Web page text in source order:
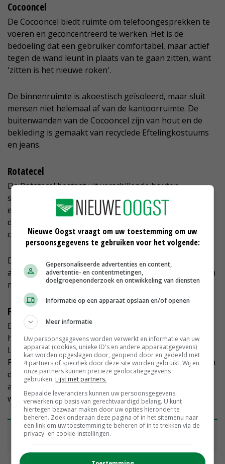
Cocooncel
De Cocooncel biedt ruimte om telefoongesprekken te
voeren en geconcentreerd te werken. Het is de
bedoeling dat een gebruiker comfortabel, maar actief
tegen de wand leunt in plaats van te gaan zitten, want
'zitten is het nieuwe roken'.
De binnenruimte is akoestisch geïsoleerd, maar sluit
mensen niet helemaal af van de kantoorruimte. De
buitenwanden van de Cocooncel zijn van hout en de
bekleding is gemaakt van recyclede Eftelingkostuums
en jeans.
Rotatecel
De Rotatecel bestaat uit verschillende houten
segmenten die een persoon snel in elkaar kan zetten
en uit elkaar kan halen, wat het gemakkelijk maakt om
de cel te verplaatsen. Toch biedt ook deze cel ruimte
om op je gemak in te bellen.
De Shamrockcel bestaat uit halve maantjes die circulair
aan elkaar zijn te koppelen, wat het mogelijk maakt om
meerdere cellen in een ruimte te plaatsen.
Financiering
De financiering voor de ontwikkeling van de belcellen
heeft plaatsgevonden via Interpolis, het ministerie van
Landbouw, Natuur en Voedselkwaliteit en LTO Noord
Fondsen. Hartkamp: 'In combinatie met groene planten
dragen deze belcellen, gemaakt van reststromen, bij
aan een beter kantoorklimaat en dat is precies wat we
willen.'
Bakkie troost levert genoeg waardevolle
grondstof op
Nieuwe Oogst vraagt om uw toestemming om uw
persoonsgegevens te gebruiken voor het volgende:
Gepersonaliseerde advertenties en content,
advertentie- en contentmetingen,
doelgroepenonderzoek en ontwikkeling van diensten
Informatie op een apparaat opslaan en/of openen
Meer informatie
Uw persoonsgegevens worden verwerkt en informatie van uw
apparaat (cookies, unieke ID's en andere apparaatgegevens)
kan worden opgeslagen door, geopend door en gedeeld met
4 partners of specifiek door deze site worden gebruikt. Wij en
onze partners kunnen precieze geolocatiegegevens
gebruiken. Lijst met partners.
Bepaalde leveranciers kunnen uw persoonsgegevens
verwerken op basis van gerechtvaardigd belang. U kunt
hiertegen bezwaar maken door uw opties hieronder te
beheren. Zoek onderaan deze pagina of in het sitemenu naar
een link om uw toestemming te beheren of in te trekken via de
privacy- en cookie-instellingen.